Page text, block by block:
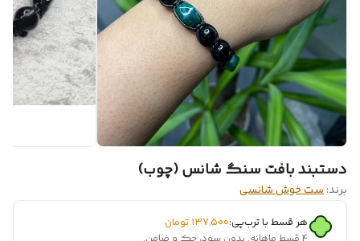
دستبند بافت سنگ شانس (چوب)
برند:ست خوش شانسی
هر قسط با ترب‌پی:۱۳۷٬۵۰۰ تومان